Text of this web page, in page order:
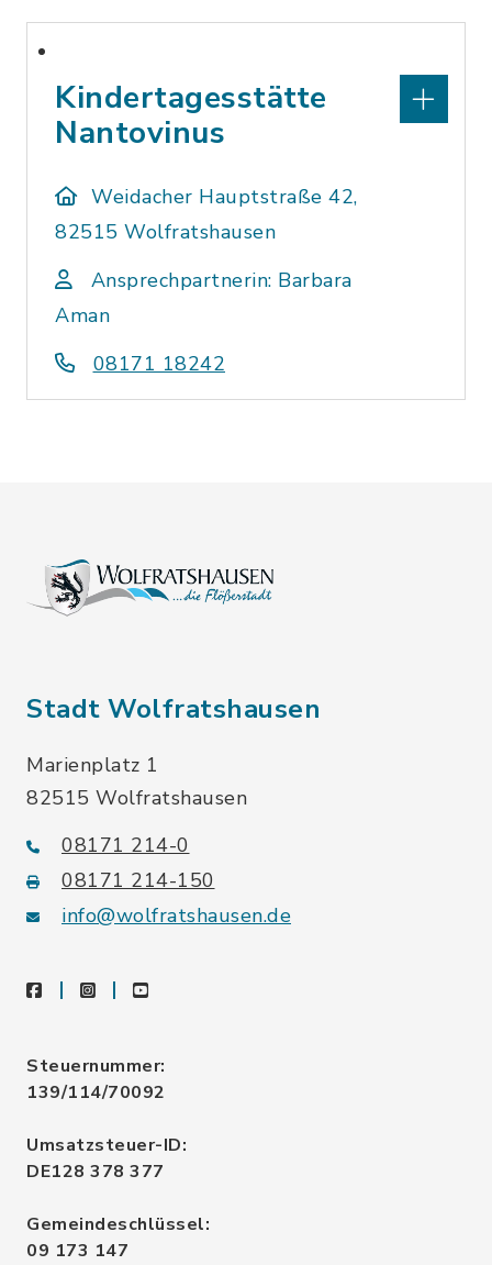
Kindertagesstätte
Nantovinus
Weidacher Hauptstraße 42,
82515 Wolfratshausen
Ansprechpartnerin: Barbara
Aman
08171 18242
Stadt Wolfratshausen
Marienplatz 1
82515 Wolfratshausen
08171 214-0
08171 214-150
info@wolfratshausen.de
facebookinstagramyoutube
Steuernummer:
139/114/70092
Umsatzsteuer-ID:
DE128 378 377
Gemeindeschlüssel:
09 173 147